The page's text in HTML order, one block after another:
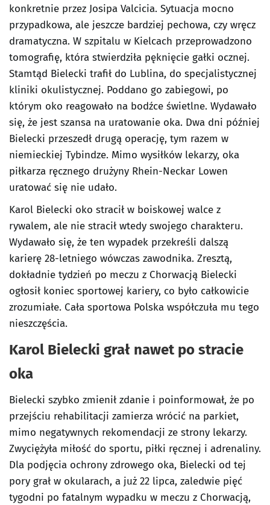
konkretnie przez Josipa Valcicia. Sytuacja mocno
przypadkowa, ale jeszcze bardziej pechowa, czy wręcz
dramatyczna. W szpitalu w Kielcach przeprowadzono
tomografię, która stwierdziła pęknięcie gałki ocznej.
Stamtąd Bielecki trafił do Lublina, do specjalistycznej
kliniki okulistycznej. Poddano go zabiegowi, po
którym oko reagowało na bodźce świetlne. Wydawało
się, że jest szansa na uratowanie oka. Dwa dni później
Bielecki przeszedł drugą operację, tym razem w
niemieckiej Tybindze. Mimo wysiłków lekarzy, oka
piłkarza ręcznego drużyny Rhein-Neckar Lowen
uratować się nie udało.
Karol Bielecki oko stracił w boiskowej walce z
rywalem, ale nie stracił wtedy swojego charakteru.
Wydawało się, że ten wypadek przekreśli dalszą
karierę 28-letniego wówczas zawodnika. Zresztą,
dokładnie tydzień po meczu z Chorwacją Bielecki
ogłosił koniec sportowej kariery, co było całkowicie
zrozumiałe. Cała sportowa Polska współczuła mu tego
nieszczęścia.
Karol Bielecki grał nawet po stracie
oka
Bielecki szybko zmienił zdanie i poinformował, że po
przejściu rehabilitacji zamierza wrócić na parkiet,
mimo negatywnych rekomendacji ze strony lekarzy.
Zwyciężyła miłość do sportu, piłki ręcznej i adrenaliny.
Dla podjęcia ochrony zdrowego oka, Bielecki od tej
pory grał w okularach, a już 22 lipca, zaledwie pięć
tygodni po fatalnym wypadku w meczu z Chorwacją,